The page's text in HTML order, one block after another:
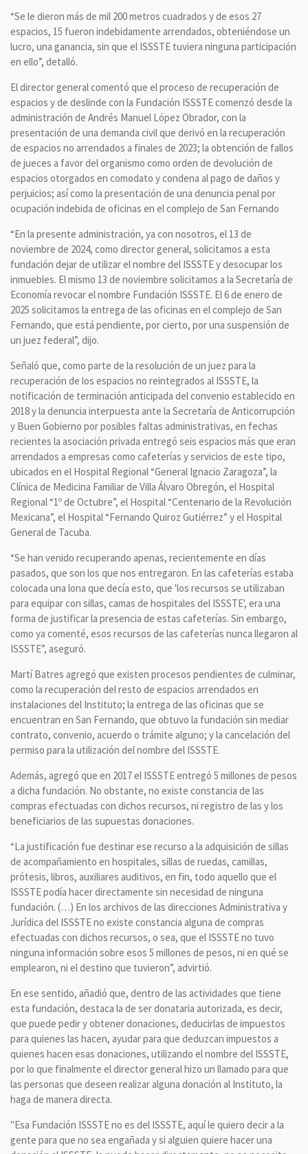
“Se le dieron más de mil 200 metros cuadrados y de esos 27
espacios, 15 fueron indebidamente arrendados, obteniéndose un
lucro, una ganancia, sin que el ISSSTE tuviera ninguna participación
en ello”, detalló.
El director general comentó que el proceso de recuperación de
espacios y de deslinde con la Fundación ISSSTE comenzó desde la
administración de Andrés Manuel López Obrador, con la
presentación de una demanda civil que derivó en la recuperación
de espacios no arrendados a finales de 2023; la obtención de fallos
de jueces a favor del organismo como orden de devolución de
espacios otorgados en comodato y condena al pago de daños y
perjuicios; así como la presentación de una denuncia penal por
ocupación indebida de oficinas en el complejo de San Fernando
“En la presente administración, ya con nosotros, el 13 de
noviembre de 2024, como director general, solicitamos a esta
fundación dejar de utilizar el nombre del ISSSTE y desocupar los
inmuebles. El mismo 13 de noviembre solicitamos a la Secretaría de
Economía revocar el nombre Fundación ISSSTE. El 6 de enero de
2025 solicitamos la entrega de las oficinas en el complejo de San
Fernando, que está pendiente, por cierto, por una suspensión de
un juez federal”, dijo.
Señaló que, como parte de la resolución de un juez para la
recuperación de los espacios no reintegrados al ISSSTE, la
notificación de terminación anticipada del convenio establecido en
2018 y la denuncia interpuesta ante la Secretaría de Anticorrupción
y Buen Gobierno por posibles faltas administrativas, en fechas
recientes la asociación privada entregó seis espacios más que eran
arrendados a empresas como cafeterías y servicios de este tipo,
ubicados en el Hospital Regional “General Ignacio Zaragoza”, la
Clínica de Medicina Familiar de Villa Álvaro Obregón, el Hospital
Regional “1º de Octubre”, el Hospital “Centenario de la Revolución
Mexicana”, el Hospital “Fernando Quiroz Gutiérrez” y el Hospital
General de Tacuba.
“Se han venido recuperando apenas, recientemente en días
pasados, que son los que nos entregaron. En las cafeterías estaba
colocada una lona que decía esto, que 'los recursos se utilizaban
para equipar con sillas, camas de hospitales del ISSSTE', era una
forma de justificar la presencia de estas cafeterías. Sin embargo,
como ya comenté, esos recursos de las cafeterías nunca llegaron al
ISSSTE”, aseguró.
Martí Batres agregó que existen procesos pendientes de culminar,
como la recuperación del resto de espacios arrendados en
instalaciones del Instituto; la entrega de las oficinas que se
encuentran en San Fernando, que obtuvo la fundación sin mediar
contrato, convenio, acuerdo o trámite alguno; y la cancelación del
permiso para la utilización del nombre del ISSSTE.
Además, agregó que en 2017 el ISSSTE entregó 5 millones de pesos
a dicha fundación. No obstante, no existe constancia de las
compras efectuadas con dichos recursos, ni registro de las y los
beneficiarios de las supuestas donaciones.
“La justificación fue destinar ese recurso a la adquisición de sillas
de acompañamiento en hospitales, sillas de ruedas, camillas,
prótesis, libros, auxiliares auditivos, en fin, todo aquello que el
ISSSTE podía hacer directamente sin necesidad de ninguna
fundación. (…) En los archivos de las direcciones Administrativa y
Jurídica del ISSSTE no existe constancia alguna de compras
efectuadas con dichos recursos, o sea, que el ISSSTE no tuvo
ninguna información sobre esos 5 millones de pesos, ni en qué se
emplearon, ni el destino que tuvieron”, advirtió.
En ese sentido, añadió que, dentro de las actividades que tiene
esta fundación, destaca la de ser donataria autorizada, es decir,
que puede pedir y obtener donaciones, deducirlas de impuestos
para quienes las hacen, ayudar para que deduzcan impuestos a
quienes hacen esas donaciones, utilizando el nombre del ISSSTE,
por lo que finalmente el director general hizo un llamado para que
las personas que deseen realizar alguna donación al Instituto, la
haga de manera directa.
"Esa Fundación ISSSTE no es del ISSSTE, aquí le quiero decir a la
gente para que no sea engañada y si alguien quiere hacer una